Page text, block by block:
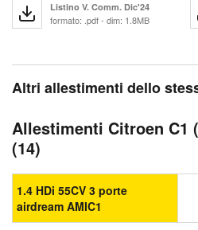
Listino V. Comm. Dic'24
formato: .pdf - dim: 1.8MB
Altri allestimenti dello
Allestimenti Citroen C1
(14)
1.4 HDi 55CV 3 porte
airdream AMIC1